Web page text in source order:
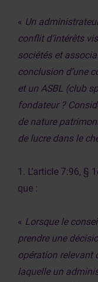
« Un
conflit d’intérêts
sociétés et
conclusion d’une
et un ASBL (club
fondateur ?
de nature
de lucre dans le
1. L’article 7:96, §
que :
« Lorsque le
prendre une
opération relevant
laquelle un